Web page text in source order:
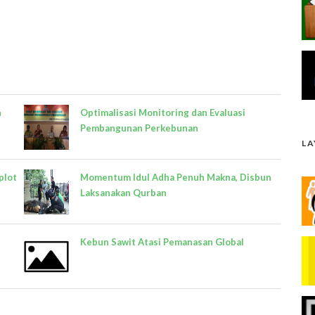
Optimalisasi Monitoring dan Evaluasi
Pembangunan Perkebunan
Momentum Idul Adha Penuh Makna, Disbun
Laksanakan Qurban
Kebun Sawit Atasi Pemanasan Global